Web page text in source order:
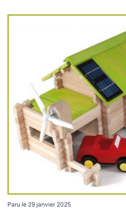
Paru le 29 janvier 2025